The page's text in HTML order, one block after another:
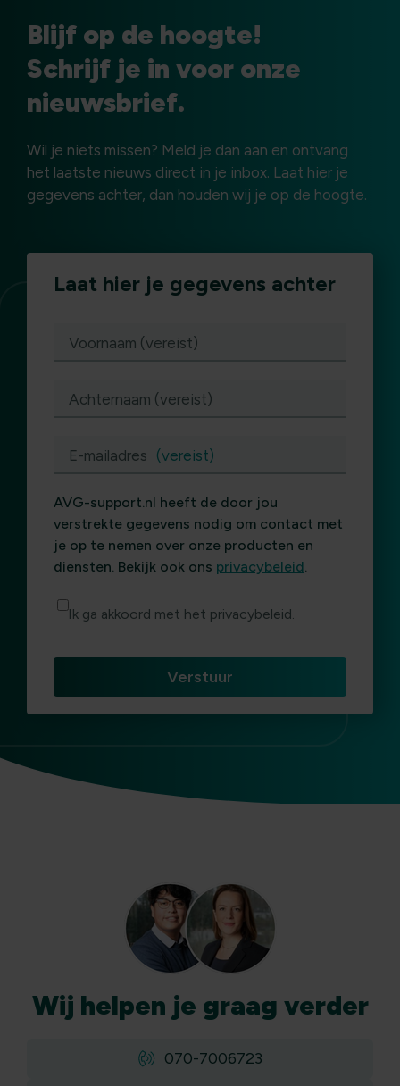
Blijf op de hoogte!
Schrijf je in voor onze
nieuwsbrief.
Wil je niets missen? Meld je dan aan en ontvang
het laatste nieuws direct in je inbox. Laat hier je
gegevens achter, dan houden wij je op de hoogte.
Laat hier je gegevens achter
Voornaam (vereist)
Achternaam (vereist)
E-mailadres (vereist)
AVG-support.nl heeft de door jou
verstrekte gegevens nodig om contact met
je op te nemen over onze producten en
diensten. Bekijk ook ons privacybeleid.
Ik ga akkoord met het privacybeleid.
Wij helpen je graag verder
070-7006723